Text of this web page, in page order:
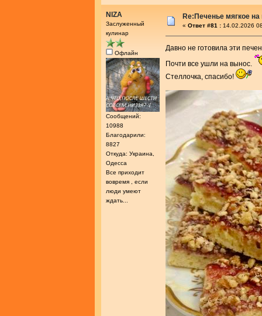
NIZA
Заслуженный
кулинар
Офлайн
Сообщений:
10988
Благодарили:
8827
Откуда: Украина,
Одесса
Все приходит
вовремя , если
люди умеют
ждать...
Re:Печенье мягкое
« Ответ #81 : 14.02.2026
Давно не готовила эти
Почти все ушли на вынос.
Стеллочка, спасибо!